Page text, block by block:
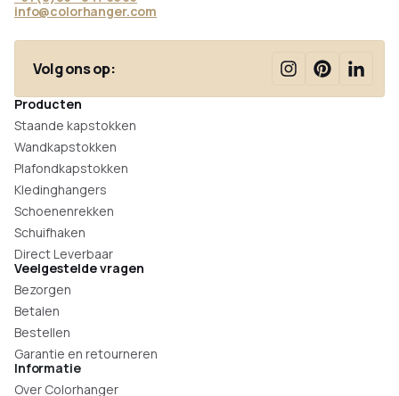
info@colorhanger.com
Volg ons op:
Producten
Staande kapstokken
Wandkapstokken
Plafondkapstokken
Kledinghangers
Schoenenrekken
Schuifhaken
Direct Leverbaar
Veelgestelde vragen
Bezorgen
Betalen
Bestellen
Garantie en retourneren
Informatie
Over Colorhanger